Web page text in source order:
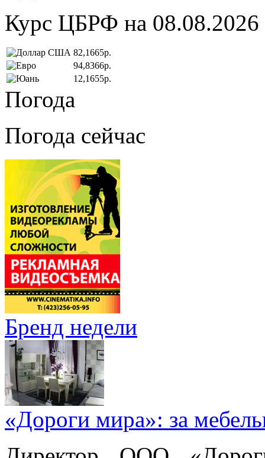
Курс ЦБРФ на 08.08.2026
82,1665р.
94,8366р.
12,1655р.
Погода
Погода сейчас
Бренд недели
«Дороги мира»: за